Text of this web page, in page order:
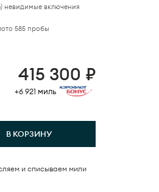
невидимые включения
585 пробы
415 300 ₽
+6 921 миль
В КОРЗИНУ
и списываем мили